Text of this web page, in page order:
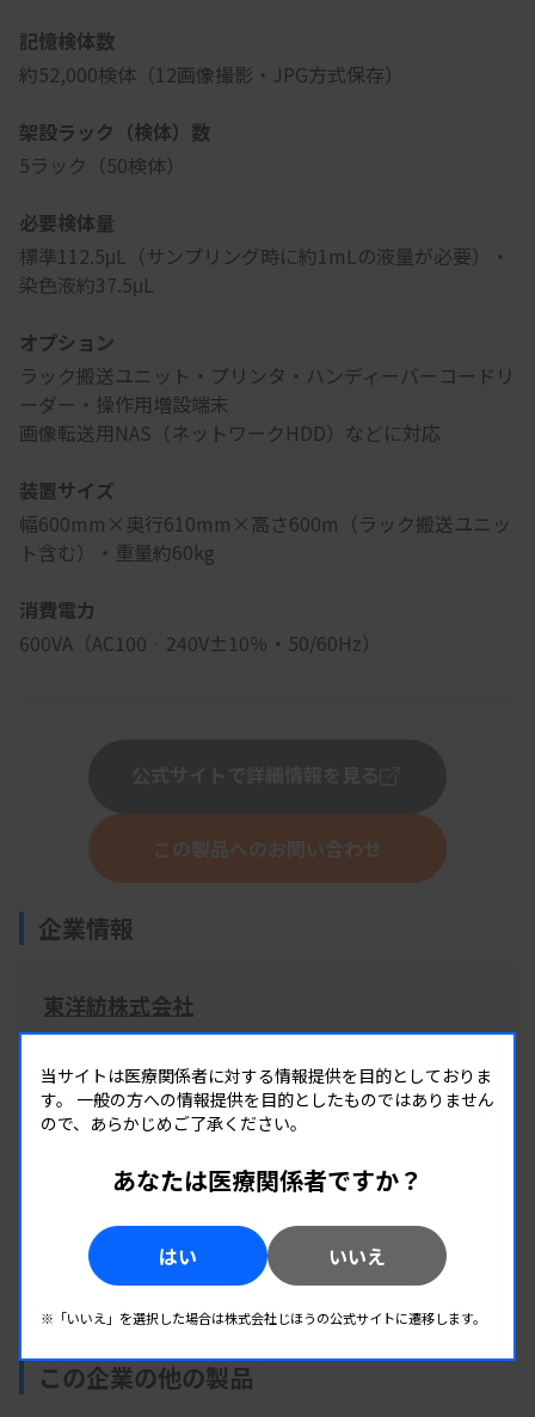
記憶検体数
約52,000検体（12画像撮影・JPG方式保存）
架設ラック（検体）数
5ラック（50検体）
必要検体量
標準112.5μL（サンプリング時に約1mLの液量が必要）・
染色液約37.5μL
オプション
ラック搬送ユニット・プリンタ・ハンディーバーコードリ
ーダー・操作用増設端末
画像転送用NAS（ネットワークHDD）などに対応
装置サイズ
幅600mm×奥行610mm×高さ600m（ラック搬送ユニッ
ト含む）・重量約60kg
消費電力
600VA（AC100‐240V±10％・50/60Hz）
この製品へのお問い合わせ
企業情報
東洋紡株式会社
ンタワーズ・サウス
URL：https://www.toyobo.co.jp/products/bio/clinical/in
dex.html
その他の掲載製品を見る
イベント情報を見る(1件)
お知らせを見る(0件)
この企業の他の製品
当サイトは医療関係者に対する情報提供を目的としておりま
す。 一般の方への情報提供を目的としたものではありません
ので、あらかじめご了承ください。
あなたは医療関係者ですか？
はい いいえ
※「いいえ」を選択した場合は株式会社じほうの公式サイトに遷移します。